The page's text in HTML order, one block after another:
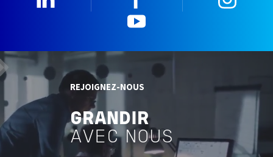
REJOIGNEZ-NOUS
GRANDIR
AVEC NOUS